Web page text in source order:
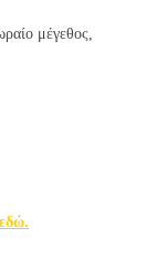
μέγεθος,
εδώ.